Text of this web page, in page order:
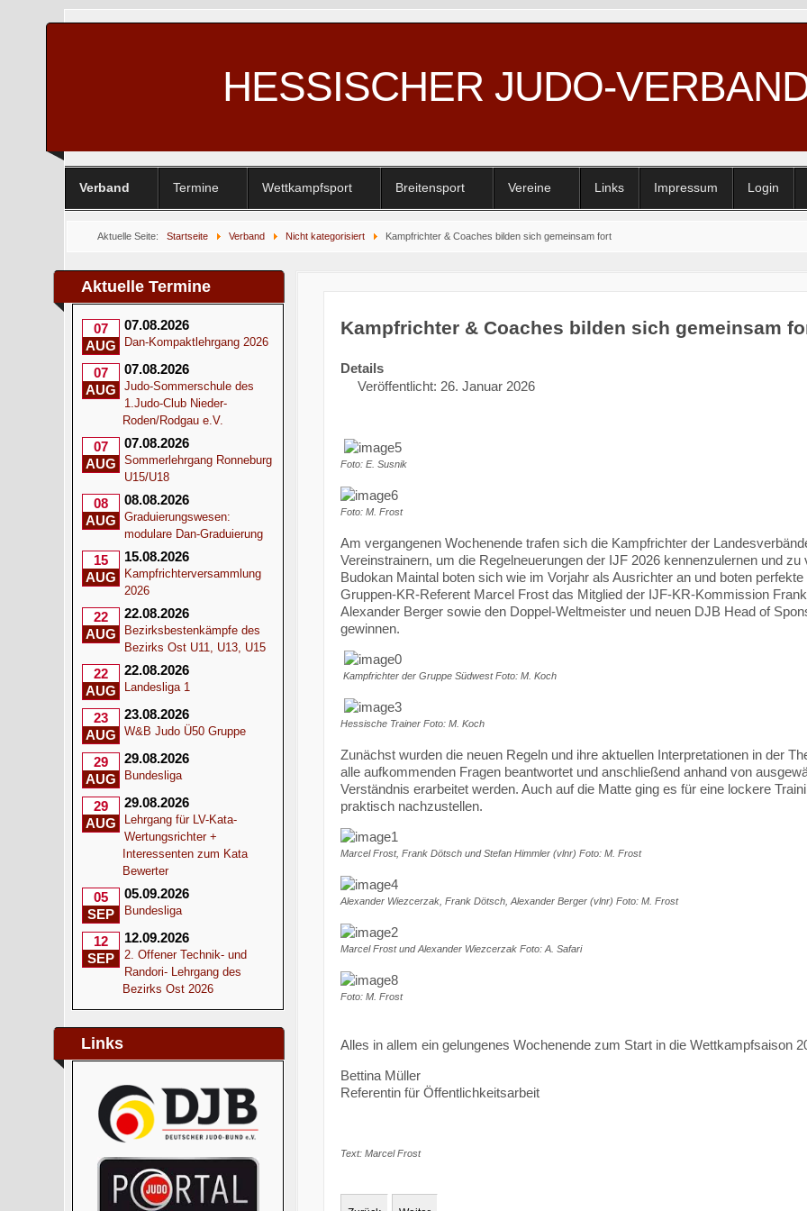
HESSISCHER JUDO-
Verband Termine Wettkampfsport Breitensport Vereine Links Impressum Login
Aktuelle Seite:Startseite Verband Nicht kategorisiert Kampfrichter & Coaches bilden sich gemeinsam fort
Aktuelle Termine
07
AUG
07.08.2026
Dan-Kompaktlehrgang 2026
07
AUG
07.08.2026
Judo-Sommerschule des
1.Judo-Club Nieder-
Roden/Rodgau e.V.
07
AUG
07.08.2026
Sommerlehrgang Ronneburg
U15/U18
08
AUG
08.08.2026
Graduierungswesen:
modulare Dan-Graduierung
15
AUG
15.08.2026
Kampfrichterversammlung
2026
22
AUG
22.08.2026
Bezirksbestenkämpfe des
Bezirks Ost U11, U13, U15
22
AUG
22.08.2026
Landesliga 1
23
AUG
23.08.2026
W&B Judo Ü50 Gruppe
29
AUG
29.08.2026
Bundesliga
29
AUG
29.08.2026
Lehrgang für LV-Kata-
Wertungsrichter +
Interessenten zum Kata
Bewerter
05
SEP
05.09.2026
Bundesliga
12
SEP
12.09.2026
2. Offener Technik- und
Randori- Lehrgang des
Bezirks Ost 2026
Links
Kampfrichter & Coaches bilden sich gemeinsam
Details
Veröffentlicht: 26. Januar 2026
Foto: E. Susnik
Foto: M. Frost
Am vergangenen Wochenende trafen sich die Kampfrichter der
Vereinstrainern, um die Regelneuerungen der IJF 2026 kennenzulernen und
Budokan Maintal boten sich wie im Vorjahr als Ausrichter an und boten
Gruppen-KR-Referent Marcel Frost das Mitglied der IJF-KR-Kommission
Alexander Berger sowie den Doppel-Weltmeister und neuen DJB Head of
gewinnen.
Kampfrichter der Gruppe Südwest Foto: M. Koch
Hessische Trainer Foto: M. Koch
Zunächst wurden die neuen Regeln und ihre aktuellen Interpretationen in der
alle aufkommenden Fragen beantwortet und anschließend anhand von
Verständnis erarbeitet werden. Auch auf die Matte ging es für eine lockere
praktisch nachzustellen.
Marcel Frost, Frank Dötsch und Stefan Himmler (vlnr) Foto: M. Frost
Alexander Wiezcerzak, Frank Dötsch, Alexander Berger (vlnr) Foto: M. Frost
Marcel Frost und Alexander Wiezcerzak Foto: A. Safari
Foto: M. Frost
Alles in allem ein gelungenes Wochenende zum Start in die Wettkampfsaison
Bettina Müller
Referentin für Öffentlichkeitsarbeit
Text: Marcel Frost